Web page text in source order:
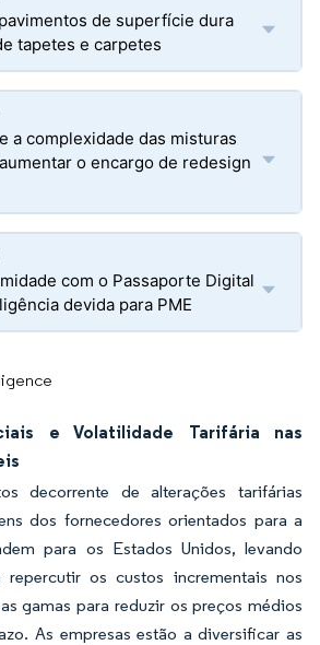
de superfície dura
tapetes e carpetes
a complexidade das misturas
o encargo de redesign
com o Passaporte Digital
devida para PME
e Volatilidade Tarifária nas
decorrente de alterações tarifárias
dos fornecedores orientados para a
para os Estados Unidos, levando
os custos incrementais nos
gamas para reduzir os preços médios
As empresas estão a diversificar as